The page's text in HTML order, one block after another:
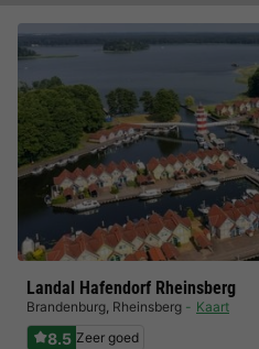
Landal Hafendorf Rheinsberg
Brandenburg, Rheinsberg Kaart
8.5 Zeer goed